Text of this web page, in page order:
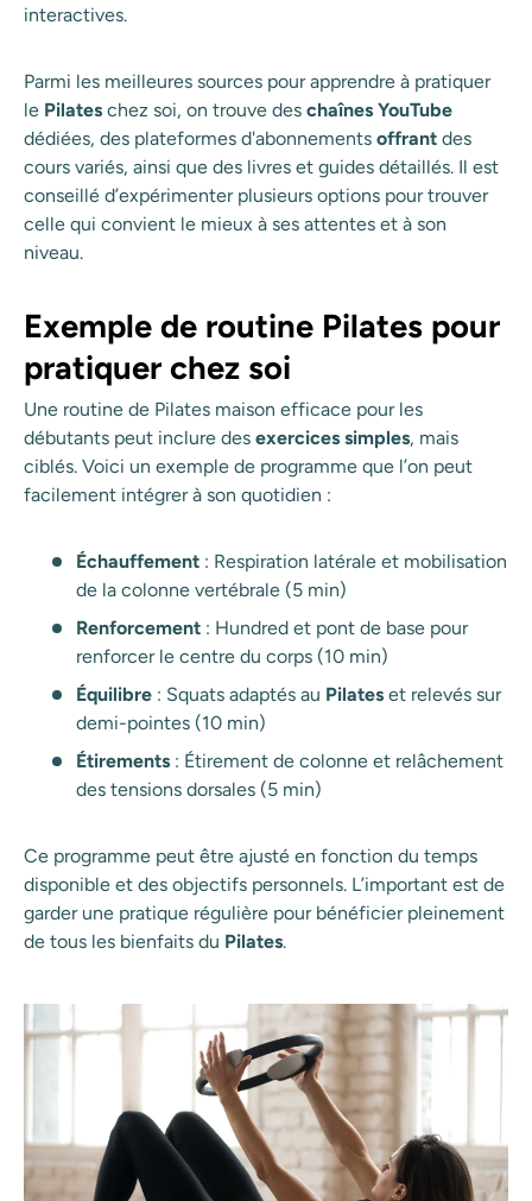
interactives.
Parmi les meilleures sources pour apprendre à pratiquer
le Pilates chez soi, on trouve des chaînes YouTube
dédiées, des plateformes d'abonnements offrant des
cours variés, ainsi que des livres et guides détaillés. Il est
conseillé d’expérimenter plusieurs options pour trouver
celle qui convient le mieux à ses attentes et à son
niveau.
Exemple de routine Pilates pour
pratiquer chez soi
Une routine de Pilates maison efficace pour les
débutants peut inclure des exercices simples, mais
ciblés. Voici un exemple de programme que l’on peut
facilement intégrer à son quotidien :
Échauffement : Respiration latérale et mobilisation
de la colonne vertébrale (5 min)
Renforcement : Hundred et pont de base pour
renforcer le centre du corps (10 min)
Équilibre : Squats adaptés au Pilates et relevés sur
demi-pointes (10 min)
Étirements : Étirement de colonne et relâchement
des tensions dorsales (5 min)
Ce programme peut être ajusté en fonction du temps
disponible et des objectifs personnels. L’important est de
garder une pratique régulière pour bénéficier pleinement
de tous les bienfaits du Pilates.